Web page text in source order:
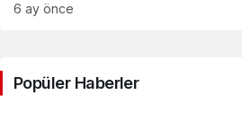
6 ay önce
Popüler Haberler